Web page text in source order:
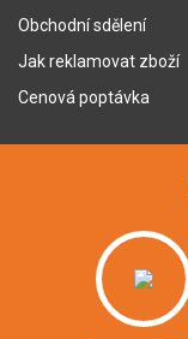
Obchodní sdělení
Jak reklamovat zboží
Cenová poptávka